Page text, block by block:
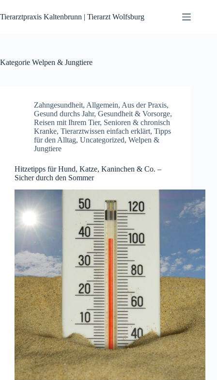
Inhalt
springen
Tierarztpraxis Kaltenbrunn | Tierarzt Wolfsburg
Kategorie Welpen & Jungtiere
Zahngesundheit, Allgemein, Aus der Praxis,
Gesund durchs Jahr, Gesundheit & Vorsorge,
Reisen mit Ihrem Tier, Senioren & chronisch
Kranke, Tierarztwissen einfach erklärt, Tipps
für den Alltag, Uncategorized, Welpen &
Jungtiere
Hitzetipps für Hund, Katze, Kaninchen & Co. –
Sicher durch den Sommer